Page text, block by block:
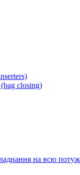
closing)
на всю